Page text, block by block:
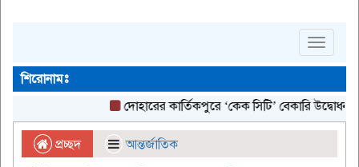
Toggle
শিরোনামঃ
দোহারের কার্তিকপুরে ‘কেক সিটি’ বেকারি উদ্বোধন
প্রচ্ছদ আন্তর্জাতিক